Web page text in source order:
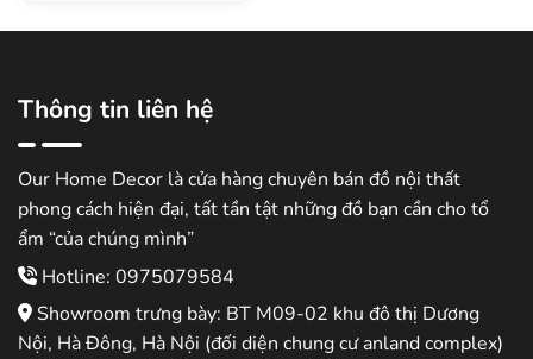
7.500.000 ₫.
Thông tin liên hệ
Our Home Decor là cửa hàng chuyên bán đồ nội thất
phong cách hiện đại, tất tần tật những đồ bạn cần cho tổ
ẩm “của chúng mình”
Hotline: 0975079584
Showroom trưng bày: BT M09-02 khu đô thị Dương
Nội, Hà Đông, Hà Nội (đối diện chung cư anland complex)